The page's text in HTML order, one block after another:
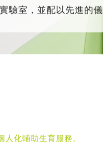
驗室，並配以先進的儀
化輔助生育服務。